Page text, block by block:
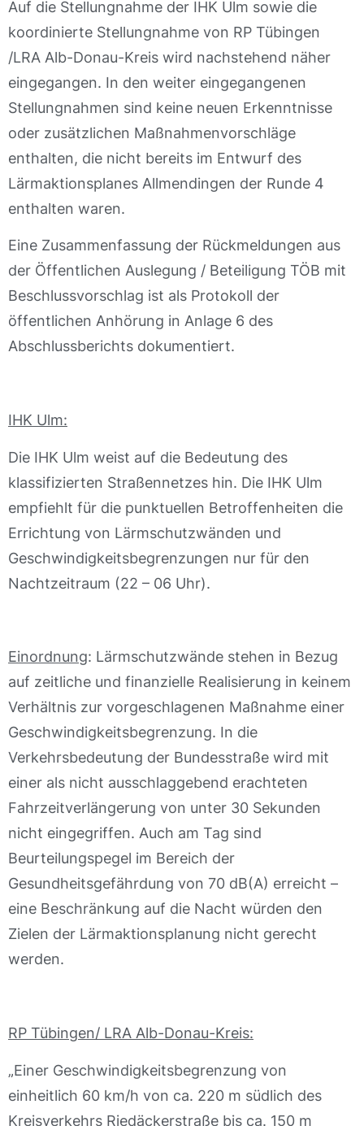
Auf die Stellungnahme der IHK Ulm sowie die
koordinierte Stellungnahme von RP Tübingen
/LRA Alb-Donau-Kreis wird nachstehend näher
eingegangen. In den weiter eingegangenen
Stellungnahmen sind keine neuen Erkenntnisse
oder zusätzlichen Maßnahmenvorschläge
enthalten, die nicht bereits im Entwurf des
Lärmaktionsplanes Allmendingen der Runde 4
enthalten waren.
Eine Zusammenfassung der Rückmeldungen aus
der Öffentlichen Auslegung / Beteiligung TÖB mit
Beschlussvorschlag ist als Protokoll der
öffentlichen Anhörung in Anlage 6 des
Abschlussberichts dokumentiert.
IHK Ulm:
Die IHK Ulm weist auf die Bedeutung des
klassifizierten Straßennetzes hin. Die IHK Ulm
empfiehlt für die punktuellen Betroffenheiten die
Errichtung von Lärmschutzwänden und
Geschwindigkeitsbegrenzungen nur für den
Nachtzeitraum (22 – 06 Uhr).
Einordnung: Lärmschutzwände stehen in Bezug
auf zeitliche und finanzielle Realisierung in keinem
Verhältnis zur vorgeschlagenen Maßnahme einer
Geschwindigkeitsbegrenzung. In die
Verkehrsbedeutung der Bundesstraße wird mit
einer als nicht ausschlaggebend erachteten
Fahrzeitverlängerung von unter 30 Sekunden
nicht eingegriffen. Auch am Tag sind
Beurteilungspegel im Bereich der
Gesundheitsgefährdung von 70 dB(A) erreicht –
eine Beschränkung auf die Nacht würden den
Zielen der Lärmaktionsplanung nicht gerecht
werden.
RP Tübingen/ LRA Alb-Donau-Kreis:
„Einer Geschwindigkeitsbegrenzung von
einheitlich 60 km/h von ca. 220 m südlich des
Kreisverkehrs Riedäckerstraße bis ca. 150 m